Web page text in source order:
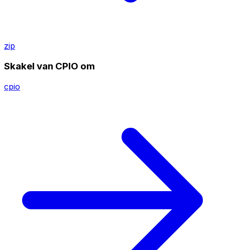
zip
Skakel van CPIO om
cpio